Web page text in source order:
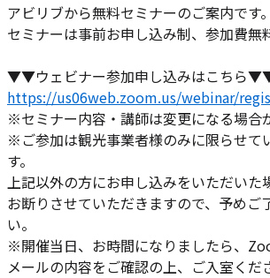
アビリブから無料セミナーのご案内です。
セミナーは事前お申し込み制、参加費無
▼▼ウェビナー参加申し込みはこちら
https://us06web.zoom.us/webinar/
※セミナー内容・講師は変更になる場合
※ご参加は観光事業者様のみに限らせて
す。
上記以外の方にお申し込みをいただいた
お断りさせていただきますので、予めご
い。
※開催当日、お時間になりましたら、
メールの内容をご確認の上、ご入室くだ